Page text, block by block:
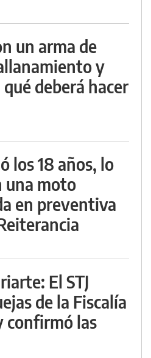
un arma de
y
deberá hacer
los 18 años, lo
una moto
en preventiva
El STJ
de la Fiscalía
confirmó las